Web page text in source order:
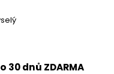
30 dnů ZDARMA